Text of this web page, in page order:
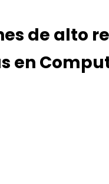
de alto
en